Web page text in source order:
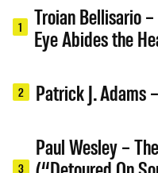
1
Troian Bellisario
Eye Abides the
2 Patrick J. Adams
3
Paul Wesley –